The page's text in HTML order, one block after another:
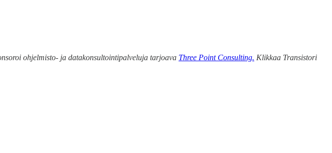
ohjelmisto- ja datakonsultointipalveluja tarjoava Three Point Consulting. Klikkaa Transistori